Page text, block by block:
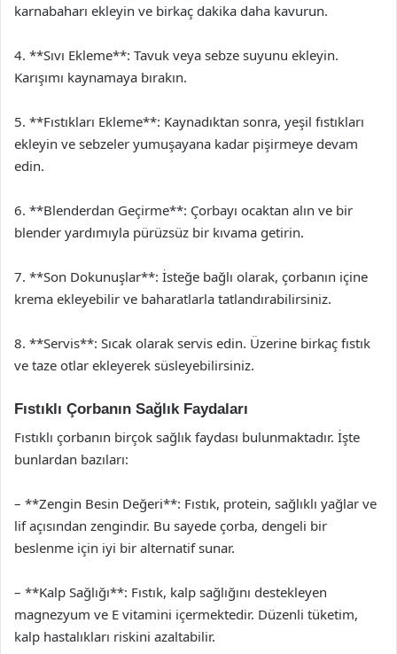
karnabaharı ekleyin ve birkaç dakika daha kavurun.
4. **Sıvı Ekleme**: Tavuk veya sebze suyunu ekleyin.
Karışımı kaynamaya bırakın.
5. **Fıstıkları Ekleme**: Kaynadıktan sonra, yeşil fıstıkları
ekleyin ve sebzeler yumuşayana kadar pişirmeye devam
edin.
6. **Blenderdan Geçirme**: Çorbayı ocaktan alın ve bir
blender yardımıyla pürüzsüz bir kıvama getirin.
7. **Son Dokunuşlar**: İsteğe bağlı olarak, çorbanın içine
krema ekleyebilir ve baharatlarla tatlandırabilirsiniz.
8. **Servis**: Sıcak olarak servis edin. Üzerine birkaç fıstık
ve taze otlar ekleyerek süsleyebilirsiniz.
Fıstıklı Çorbanın Sağlık Faydaları
Fıstıklı çorbanın birçok sağlık faydası bulunmaktadır. İşte
bunlardan bazıları:
– **Zengin Besin Değeri**: Fıstık, protein, sağlıklı yağlar ve
lif açısından zengindir. Bu sayede çorba, dengeli bir
beslenme için iyi bir alternatif sunar.
– **Kalp Sağlığı**: Fıstık, kalp sağlığını destekleyen
magnezyum ve E vitamini içermektedir. Düzenli tüketim,
kalp hastalıkları riskini azaltabilir.